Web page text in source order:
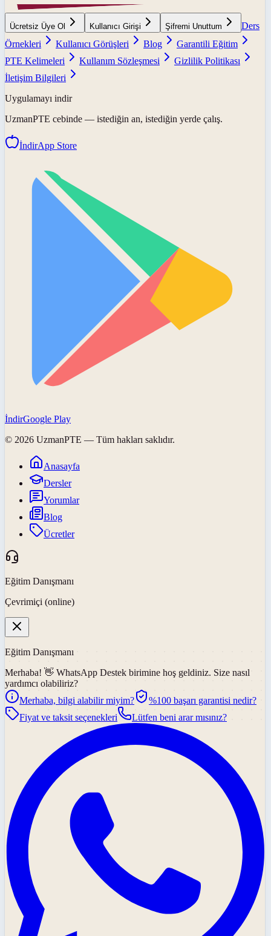
Ücretsiz Üye Ol Kullanıcı Girişi Şifremi Unuttum
Ders
Örnekleri
Kullanıcı Görüşleri Blog
Garantili Eğitim
PTE Kelimeleri
Kullanım Sözleşmesi
Gizlilik Politikası
İletişim Bilgileri
Uygulamayı indir
UzmanPTE cebinde — istediğin an, istediğin yerde çalış.
İndirApp Store
İndirGoogle Play
© 2026 UzmanPTE — Tüm hakları saklıdır.
Anasayfa
Dersler
Yorumlar
Blog
Ücretler
Eğitim Danışmanı
Çevrimiçi (online)
Eğitim Danışmanı
Merhaba! 👋 WhatsApp Destek birimine hoş geldiniz. Size nasıl
yardımcı olabiliriz?
Merhaba, bilgi alabilir miyim?
%100 başarı garantisi nedir?
Fiyat ve taksit seçenekleri
Lütfen beni arar mısınız?